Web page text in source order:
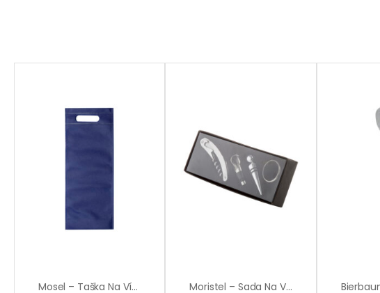
Mosel – Taška Na Víno Moristel – Sada Na Víno